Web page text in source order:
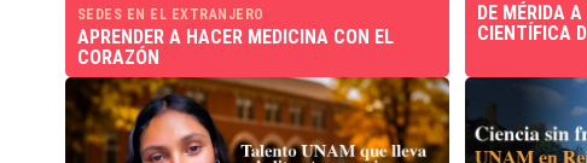
SEDES EN EL EXTRANJERO
APRENDER A HACER MEDICINA CON EL
CORAZÓN
DE MÉRIDA
CIENTÍFICA